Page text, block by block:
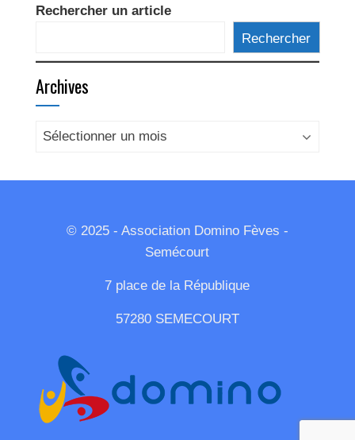
Rechercher un article
Rechercher
Archives
Archives
© 2025 - Association Domino Fèves -
Semécourt
7 place de la République
57280 SEMECOURT